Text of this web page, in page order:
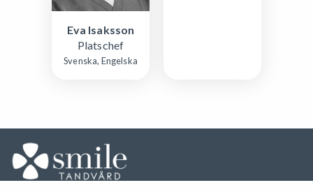
Eva Isaksson
Platschef
Svenska, Engelska